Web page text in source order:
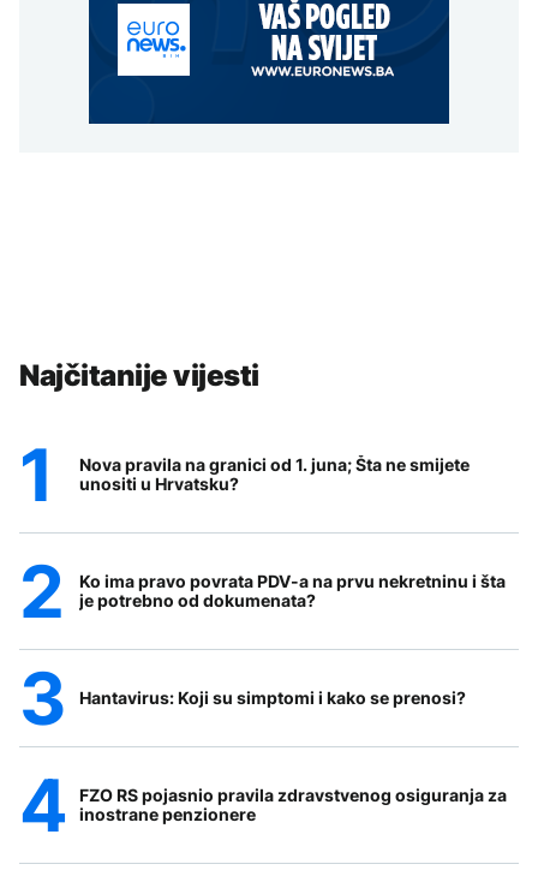
Najčitanije vijesti
Nova pravila na granici od 1. juna; Šta ne smijete
unositi u Hrvatsku?
Ko ima pravo povrata PDV-a na prvu nekretninu i šta
je potrebno od dokumenata?
Hantavirus: Koji su simptomi i kako se prenosi?
FZO RS pojasnio pravila zdravstvenog osiguranja za
inostrane penzionere